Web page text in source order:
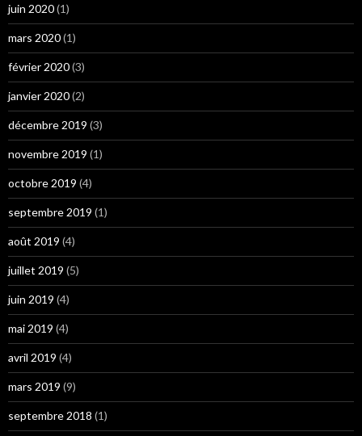
juin 2020(1)
mars 2020(1)
février 2020(3)
janvier 2020(2)
décembre 2019 (3)
novembre 2019 (1)
octobre 2019 (4)
septembre 2019 (1)
août 2019 (4)
juillet 2019 (5)
juin 2019 (4)
mai 2019 (4)
avril 2019 (4)
mars 2019 (9)
septembre 2018 (1)